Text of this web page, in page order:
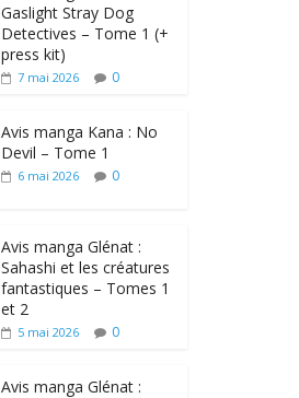
Gaslight Stray Dog
Detectives – Tome 1 (+
press kit)
7 mai 2026 0
Avis manga Kana : No
Devil – Tome 1
6 mai 2026 0
Avis manga Glénat :
Sahashi et les créatures
fantastiques – Tomes 1
et 2
5 mai 2026 0
Avis manga Glénat :